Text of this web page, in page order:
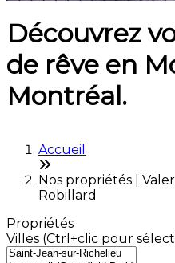
Découvrez
de rêve en
Montréal.
Accueil
Nos propriétés |
Robillard
Propriétés
Villes (Ctrl+clic pour